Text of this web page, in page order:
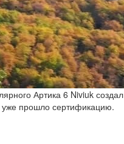
Артика 6 Niviuk создал
прошло сертификацию.